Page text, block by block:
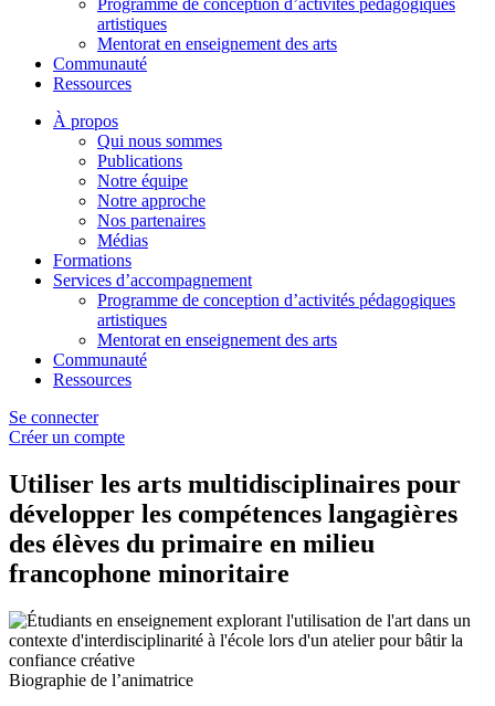
Programme de conception d’activités pédagogiques
artistiques
Mentorat en enseignement des arts
Communauté
Ressources
À propos
Qui nous sommes
Publications
Notre équipe
Notre approche
Nos partenaires
Médias
Formations
Services d’accompagnement
Programme de conception d’activités pédagogiques
artistiques
Mentorat en enseignement des arts
Communauté
Ressources
Se connecter
Créer un compte
Utiliser les arts multidisciplinaires pour
développer les compétences langagières
des élèves du primaire en milieu
francophone minoritaire
Biographie de l’animatrice